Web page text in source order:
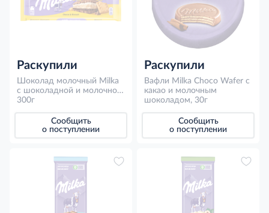
Раскупили
Шоколад молочный Milka
с шоколадной и молочной
начинками и печеньем,
300г
Сообщить
о поступлении
Раскупили
Вафли Milka Choco Wafer с
какао и молочным
шоколадом, 30г
Сообщить
о поступлении